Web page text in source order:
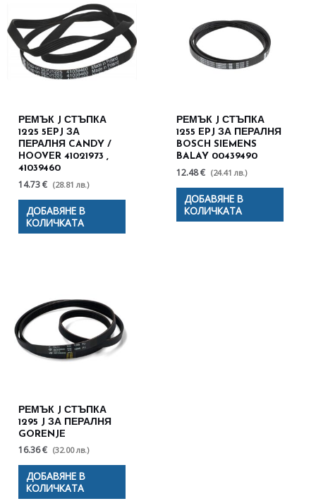
РЕМЪК J СТЪПКА
1225 5EPJ ЗА
ПЕРАЛНЯ CANDY /
HOOVER 41021973 ,
41039460
14.73 € (28.81 лв.)
ДОБАВЯНЕ В
КОЛИЧКАТА
РЕМЪК J СТЪПКА
1255 EPJ ЗА ПЕРАЛНЯ
BOSCH SIEMENS
BALAY 00439490
12.48 € (24.41 лв.)
ДОБАВЯНЕ В
КОЛИЧКАТА
РЕМЪК J СТЪПКА
1295 J ЗА ПЕРАЛНЯ
GORENJE
16.36 € (32.00 лв.)
ДОБАВЯНЕ В
КОЛИЧКАТА